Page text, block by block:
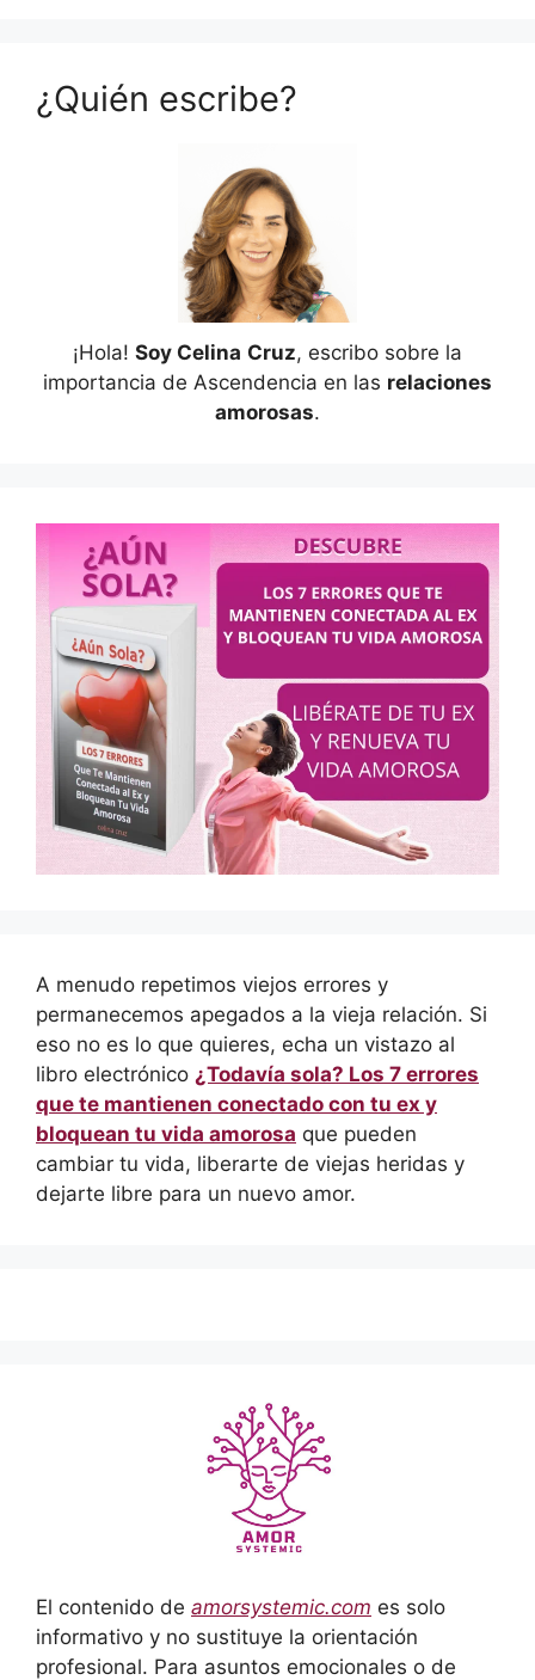
¿Quién escribe?
¡Hola! Soy Celina Cruz, escribo sobre la
importancia de Ascendencia en las relaciones
amorosas.
A menudo repetimos viejos errores y
permanecemos apegados a la vieja relación. Si
eso no es lo que quieres, echa un vistazo al
libro electrónico ¿Todavía sola? Los 7 errores
que te mantienen conectado con tu ex y
bloquean tu vida amorosa que pueden
cambiar tu vida, liberarte de viejas heridas y
dejarte libre para un nuevo amor.
El contenido de amorsystemic.com es solo
informativo y no sustituye la orientación
profesional. Para asuntos emocionales o de